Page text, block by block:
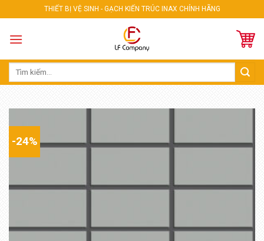
to
content
THIẾT BỊ VỆ SINH - GẠCH KIẾN TRÚC INAX CHÍNH HÃNG
Tìm
-24%